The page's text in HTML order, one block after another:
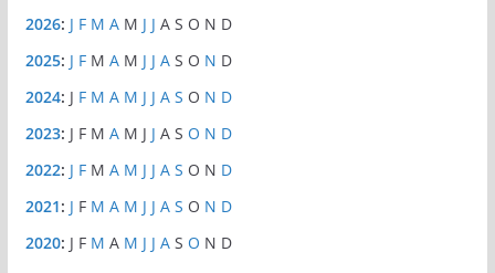
2026: J F M A M J J A S O N D
2025: J F M A M J J A S O N D
2024: J F M A M J J A S O N D
2023: J F M A M J J A S O N D
2022: J F M A M J J A S O N D
2021: J F M A M J J A S O N D
2020: J F M A M J J A S O N D